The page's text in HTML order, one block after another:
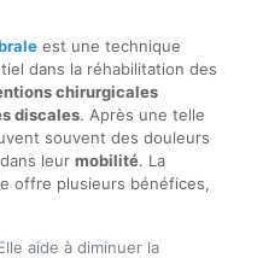
est une technique
dans la réhabilitation des
chirurgicales
discales. Après une telle
souvent des douleurs
leur mobilité. La
offre plusieurs bénéfices,
aide à diminuer la